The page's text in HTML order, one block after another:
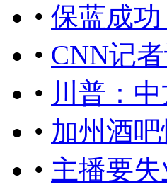
• 保蓝成
• CNN记
• 川普：
• 加州酒
• 主播要